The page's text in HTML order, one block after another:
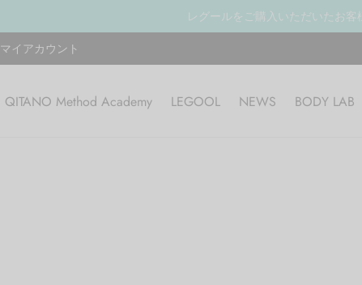
レグールをご購入いただいたお客
マイアカウント
QITANO Method Academy LEGOOL NEWS BODY LAB